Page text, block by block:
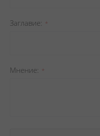
Заглавиe
Мнение